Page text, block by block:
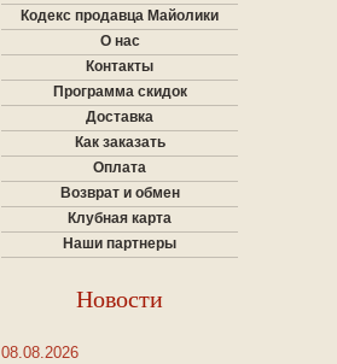
Кодекс продавца Майолики
О нас
Контакты
Программа скидок
Доставка
Как заказать
Оплата
Возврат и обмен
Клубная карта
Наши партнеры
Новости
08.08.2026